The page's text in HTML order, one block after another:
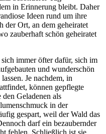
in Erinnerung bleibt. Daher
Ideen rund um ihre
der Ort, an dem geheiratet
zauberhaft schön geheiratet
immer öfter dafür, sich im
und wunderschön
Je nachdem, in
können gepflegte
Geladenen als
in der
gespart, weil der Wald das
darf ein bezaubernder
fehlen. Schließlich ist sie